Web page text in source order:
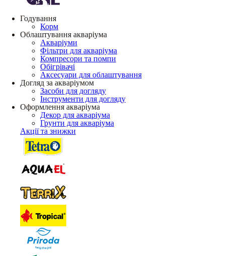
Годування
Корм
Облаштування акваріума
Акваріуми
Фільтри для акваріума
Компресори та помпи
Обігрівачі
Аксесуари для облаштування
Догляд за акваріумом
Засоби для догляду
Інструменти для догляду
Оформлення акваріума
Декор для акваріума
Грунти для акваріума
Акції та знижки